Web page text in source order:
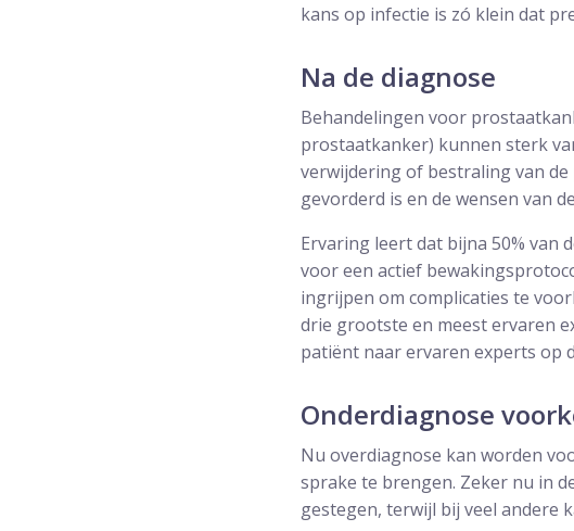
kans op infectie is zó klein dat
Na de diagnose
Behandelingen voor
prostaatkanker) kunnen sterk
verwijdering of bestraling van
gevorderd is en de wensen van
Ervaring leert dat bijna 50% van
voor een actief
ingrijpen om complicaties te
drie grootste en meest ervaren
patiënt naar ervaren experts op
Onderdiagnose
Nu overdiagnose kan worden
sprake te brengen. Zeker nu in
gestegen, terwijl bij veel andere